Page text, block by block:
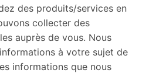
des produits/services en
collecter des
auprès de vous. Nous
à votre sujet de
informations que nous